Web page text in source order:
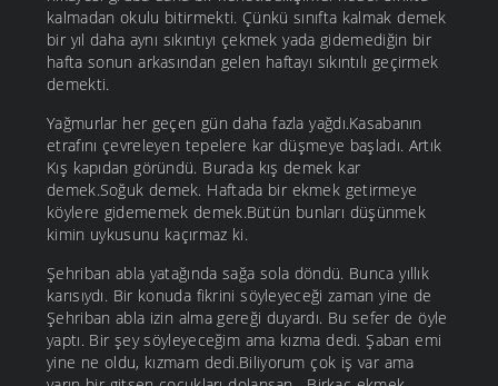
kalmadan okulu bitirmekti. Çünkü sınıfta kalmak demek
bir yıl daha aynı sıkıntıyı çekmek yada gidemediğin bir
hafta sonun arkasından gelen haftayı sıkıntılı geçirmek
demekti.
Yağmurlar her geçen gün daha fazla yağdı.Kasabanın
etrafını çevreleyen tepelere kar düşmeye başladı. Artık
Kış kapıdan göründü. Burada kış demek kar
demek.Soğuk demek. Haftada bir ekmek getirmeye
köylere gidememek demek.Bütün bunları düşünmek
kimin uykusunu kaçırmaz ki.
Şehriban abla yatağında sağa sola döndü. Bunca yıllık
karısıydı. Bir konuda fikrini söyleyeceği zaman yine de
Şehriban abla izin alma gereği duyardı. Bu sefer de öyle
yaptı. Bir şey söyleyeceğim ama kızma dedi. Şaban emi
yine ne oldu, kızmam dedi.Biliyorum çok iş var ama